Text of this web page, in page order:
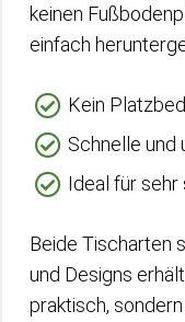
keinen
einfach
Kein
Schnelle und
Ideal für sehr
Beide Tischarten
und Designs
praktisch,